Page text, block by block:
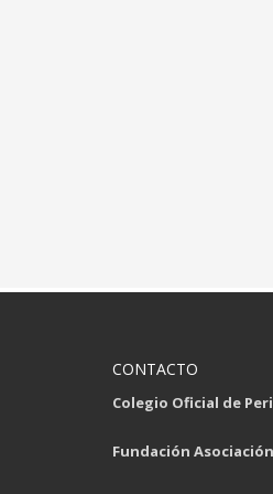
CONTACTO
Colegio Oficial de
Fundación